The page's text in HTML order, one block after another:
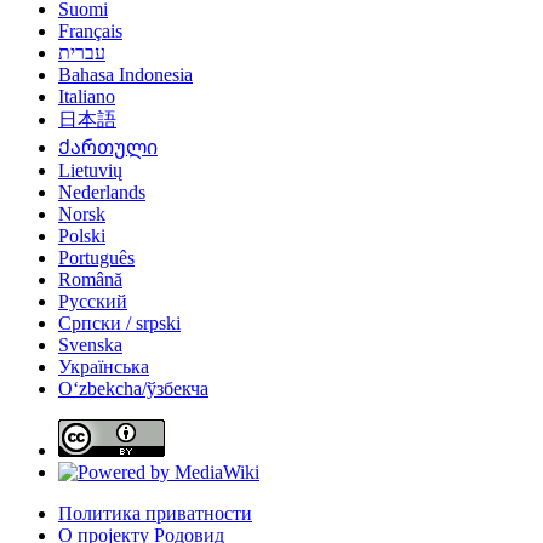
Suomi
Français
עברית
Bahasa Indonesia
Italiano
日本語
Ქართული
Lietuvių
Nederlands
Norsk
Polski
Português
Română
Русский
Српски / srpski
Svenska
Українська
Oʻzbekcha/ўзбекча
Политика приватности
О пројекту Родовид